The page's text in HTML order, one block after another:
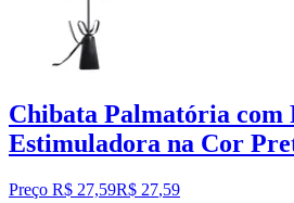
Chibata Palmatória com
Estimuladora na Cor
Preço R$ 27,59R$ 27,59